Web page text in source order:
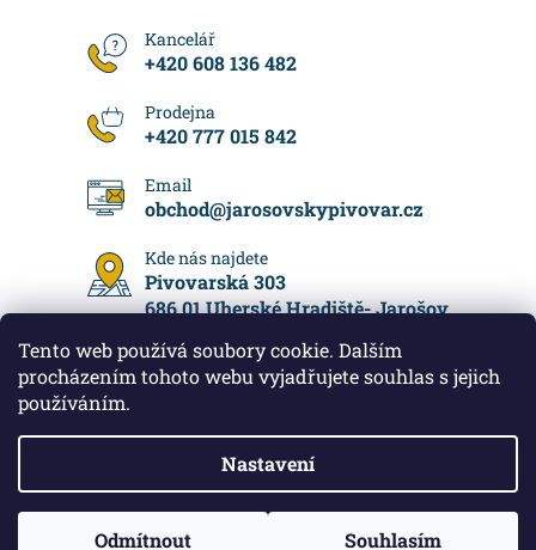
Tento web používá soubory cookie. Dalším
procházením tohoto webu vyjadřujete souhlas s jejich
používáním.
Nastavení
Odmítnout Souhlasím
K nákupu nad 500 Kč vám přidáme Jarošovskou NEALKO IPU
obchod@jarosovskypivovar.cz
+420 608 136 482
+420 777 015 842
Pivovarská 303
686 01 Uherské Hradiště- Jarošov
2026
Jarošovský pivovar
Všechna práva vyhrazena.
Upravit nastavení cookies